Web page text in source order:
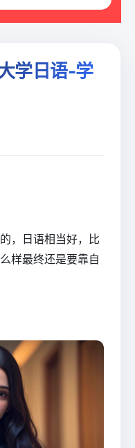
学日语-学
，日语相当好，比
样最终还是要靠自